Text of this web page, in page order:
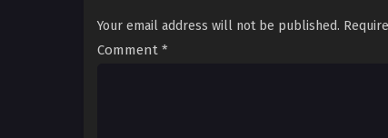
Your email address will not be published.
Comment *